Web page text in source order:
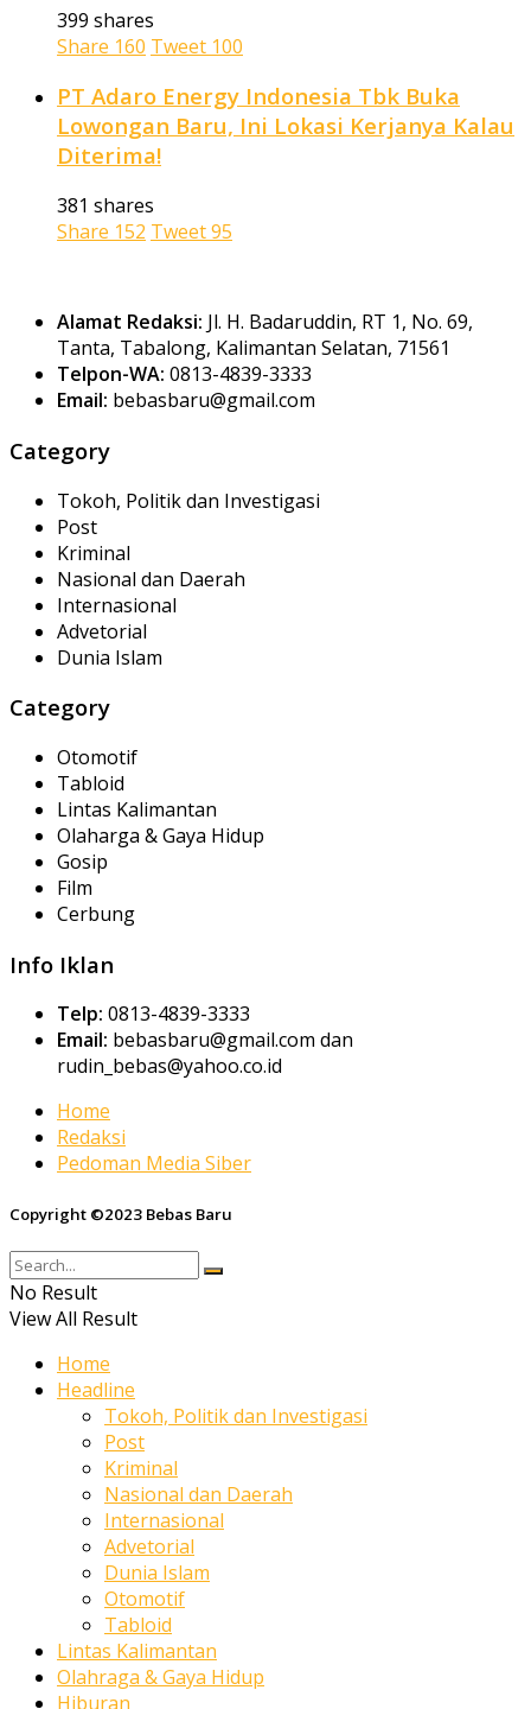
399 shares
Share 160 Tweet 100
PT Adaro Energy Indonesia Tbk Buka
Lowongan Baru, Ini Lokasi Kerjanya Kalau
Diterima!
381 shares
Share 152 Tweet95
Alamat Redaksi: Jl. H. Badaruddin, RT 1, No. 69,
Tanta, Tabalong, Kalimantan Selatan, 71561
Telpon-WA: 0813-4839-3333
Email: bebasbaru@gmail.com
Category
Tokoh, Politik dan Investigasi
Post
Kriminal
Nasional dan Daerah
Internasional
Advetorial
Dunia Islam
Category
Otomotif
Tabloid
Lintas Kalimantan
Olaharga & Gaya Hidup
Gosip
Film
Cerbung
Info Iklan
Telp: 0813-4839-3333
Email: bebasbaru@gmail.com dan
rudin_bebas@yahoo.co.id
Home
Redaksi
Pedoman Media Siber
Copyright ©2023 Bebas Baru
No Result
View All Result
Home
Headline
Tokoh, Politik dan Investigasi
Post
Kriminal
Nasional dan Daerah
Internasional
Advetorial
Dunia Islam
Otomotif
Tabloid
Lintas Kalimantan
Olahraga & Gaya Hidup
Hiburan